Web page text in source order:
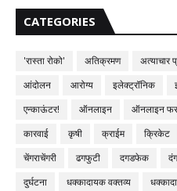
CATEGORIES
'रास्ता रोको' अतिक्रमण अत्याचार
आंदोलन
आरोग्य इलेक्ट्रॉनिक
एन्काऊंटर!
ऑनलाइन ऑनलाइन
कारवाई
कृषी क्राईम क्रिकेट
चेंगराचेंगरी
ढगफुटी दगडफेक
दुर्घटना
धक्कादायक वक्तव्य